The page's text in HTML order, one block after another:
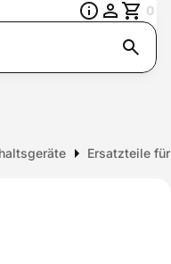
0
Ersatzteile